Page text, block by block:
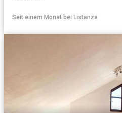
Seit einem Monat bei Listanza